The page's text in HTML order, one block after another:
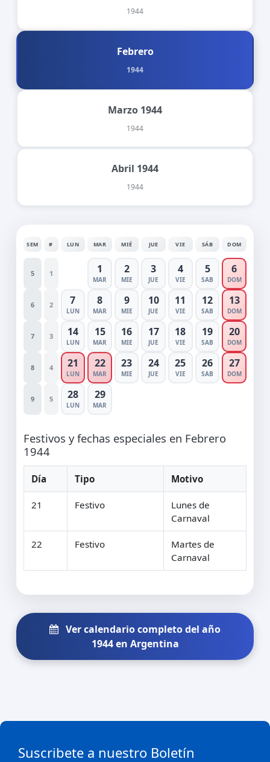
1944
Febrero
1944
Marzo 1944
1944
Abril 1944
1944
SEM # LUN MAR MIÉ JUE VIE SÁB DOM
5 1 1
MAR
2
MIE
3
JUE
4
VIE
5
SAB
6
DOM
6 2 7
LUN
8
MAR
9
MIE
10
JUE
11
VIE
12
SAB
13
DOM
7 3 14
LUN
15
MAR
16
MIE
17
JUE
18
VIE
19
SAB
20
DOM
8 4 21
LUN
22
MAR
23
MIE
24
JUE
25
VIE
26
SAB
27
DOM
9 5 28
LUN
29
MAR
Festivos y fechas especiales en Febrero
1944
Día Tipo Motivo
21 Festivo
Lunes de
Carnaval
22 Festivo
Martes de
Carnaval
Ver calendario completo del año
1944 en Argentina
Suscribete a nuestro Boletín